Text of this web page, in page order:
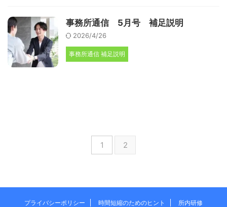
事務所通信 5月号 補足説明
2026/4/26
事務所通信 補足説明
1 2
プライバシーポリシー 時間短縮のためのヒント 所内研修